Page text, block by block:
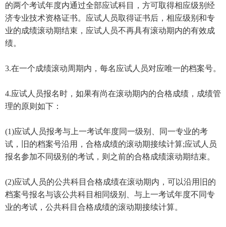
的两个考试年度内通过全部应试科目，方可取得相应级别经
济专业技术资格证书。应试人员取得证书后，相应级别和专
业的成绩滚动期结束，应试人员不再具有滚动期内的有效成
绩。
3.在一个成绩滚动周期内，每名应试人员对应唯一的档案号。
4.应试人员报名时，如果有尚在滚动期内的合格成绩，成绩管
理的原则如下：
(1)应试人员报考与上一考试年度同一级别、同一专业的考
试，旧的档案号沿用，合格成绩的滚动期接续计算;应试人员
报名参加不同级别的考试，则之前的合格成绩滚动期结束。
(2)应试人员的公共科目合格成绩在滚动期内，可以沿用旧的
档案号报名与该公共科目相同级别、与上一考试年度不同专
业的考试，公共科目合格成绩的滚动期接续计算。